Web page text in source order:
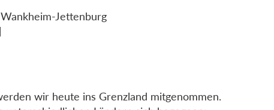
Jettenburg
wir heute ins Grenzland mitgenommen.